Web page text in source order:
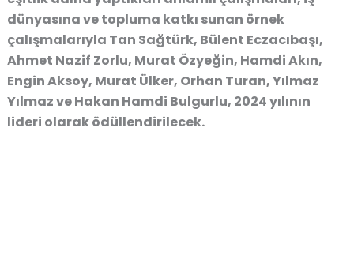
dünyasına ve topluma katkı sunan örnek
çalışmalarıyla Tan Sağtürk, Bülent Eczacıbaşı,
Ahmet Nazif Zorlu, Murat Özyeğin, Hamdi Akın,
Engin Aksoy, Murat Ülker, Orhan Turan, Yılmaz
Yılmaz ve Hakan Hamdi Bulgurlu, 2024 yılının
lideri olarak ödüllendirilecek.